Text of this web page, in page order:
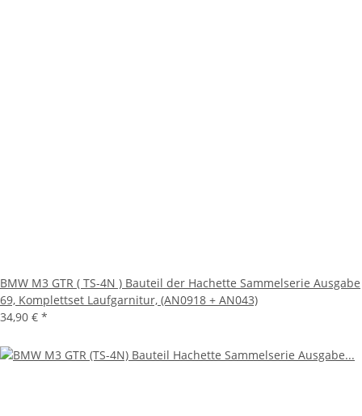
BMW M3 GTR ( TS-4N ) Bauteil der Hachette Sammelserie Ausgabe
69, Komplettset Laufgarnitur, (AN0918 + AN043)
34,90 € *